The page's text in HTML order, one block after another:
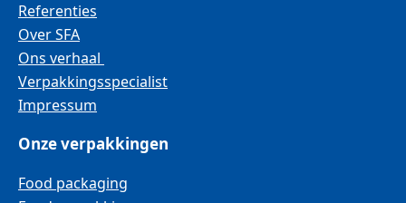
Referenties
Over SFA
Ons verhaal
Verpakkingsspecialist
Impressum
Onze verpakkingen
Food packaging